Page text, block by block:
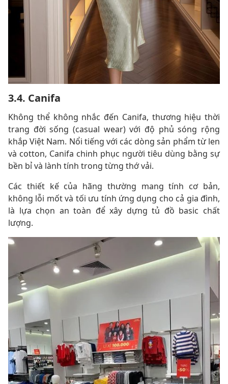
3.4. Canifa
Không thể không nhắc đến Canifa, thương hiệu thời
trang đời sống (casual wear) với độ phủ sóng rộng
khắp Việt Nam. Nổi tiếng với các dòng sản phẩm từ len
và cotton, Canifa chinh phục người tiêu dùng bằng sự
bền bỉ và lành tính trong từng thớ vải.
Các thiết kế của hãng thường mang tính cơ bản,
không lỗi mốt và tối ưu tính ứng dụng cho cả gia đình,
là lựa chọn an toàn để xây dựng tủ đồ basic chất
lượng.